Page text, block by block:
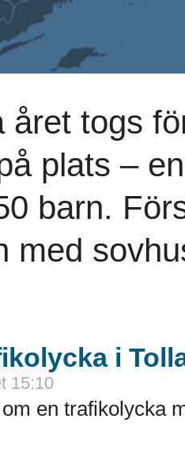
året togs
plats –
barn.
med
i
15:10
en trafikolycka